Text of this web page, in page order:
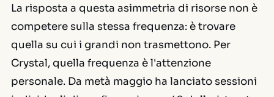
La risposta a questa asimmetria di risorse non è
competere sulla stessa frequenza: è trovare
quella su cui i grandi non trasmettono. Per
Crystal, quella frequenza è l'attenzione
personale. Da metà maggio ha lanciato sessioni